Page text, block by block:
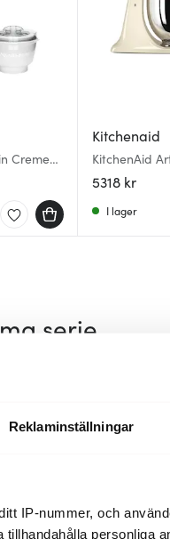
Reklaminställningar
IP-nummer, och
personliga
Creme
Kitchenaid
KitchenAid
5KSM125 4,8
5318 kr
I lager
serie